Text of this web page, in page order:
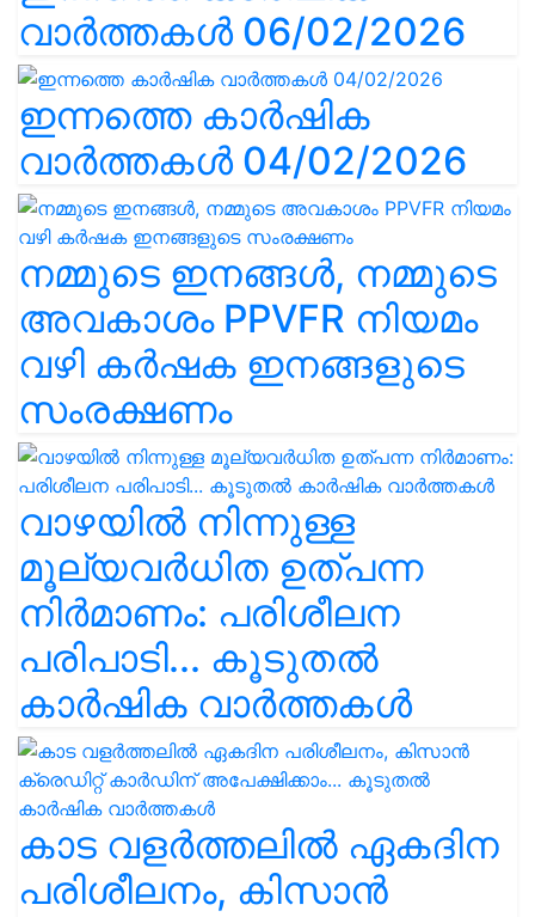
വാർത്തകൾ 06/02/2026
ഇന്നത്തെ കാർഷിക
വാർത്തകൾ 04/02/2026
നമ്മുടെ ഇനങ്ങൾ, നമ്മുടെ
അവകാശം PPVFR നിയമം
വഴി കർഷക ഇനങ്ങളുടെ
സംരക്ഷണം
വാഴയിൽ നിന്നുള്ള
മൂല്യവർധിത ഉത്പന്ന
നിർമാണം: പരിശീലന
പരിപാടി... കൂടുതൽ
കാർഷിക വാർത്തകൾ
കാട വളര്‍ത്തലിൽ ഏകദിന
പരിശീലനം, കിസാൻ